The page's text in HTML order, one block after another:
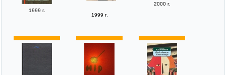
1999 г.
1999 г.
2000 г.